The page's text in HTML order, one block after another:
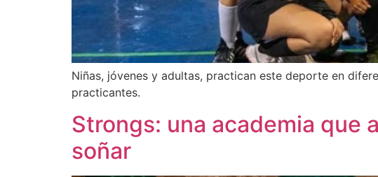
Niñas, jóvenes y adultas, practican este deporte en
practicantes.
Strongs: una academia que
soñar